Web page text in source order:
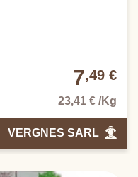
7,49 €
23,41 € /Kg
VERGNES SARL